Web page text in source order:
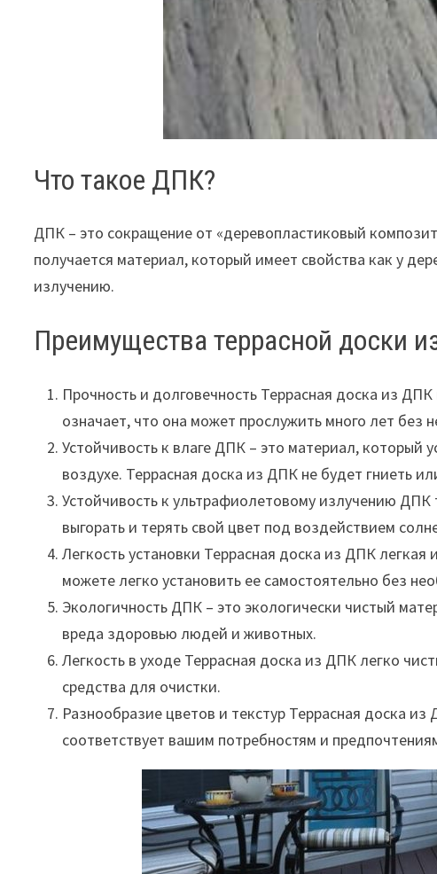
Что такое ДПК?
ДПК – это сокращение от «деревопластиковый
получается материал, который имеет свойства как у
излучению.
Преимущества террасной доски
Прочность и долговечность Террасная доска из
означает, что она может прослужить много лет без
Устойчивость к влаге ДПК – это материал, который
воздухе. Террасная доска из ДПК не будет гниеть
Устойчивость к ультрафиолетовому излучению
выгорать и терять свой цвет под воздействием
Легкость установки Террасная доска из ДПК
можете легко установить ее самостоятельно без
Экологичность ДПК – это экологически чистый
вреда здоровью людей и животных.
Легкость в уходе Террасная доска из ДПК легко
средства для очистки.
Разнообразие цветов и текстур Террасная доска
соответствует вашим потребностям и